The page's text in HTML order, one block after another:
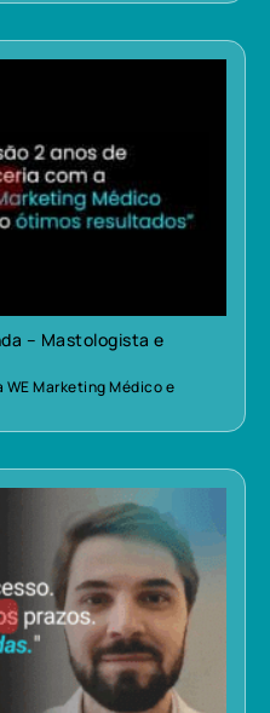
– Mastologista e
WE Marketing Médico e